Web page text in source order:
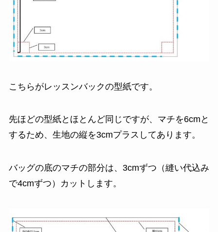
こちらがレッスンバックの型紙です。
先ほどの型紙とほとんど同じですが、マチを6cmと
するため、生地の縦を3cmプラスしてあります。
バッグの底のマチの部分は、3cmずつ（縫い代込み
で4cmずつ）カットします。